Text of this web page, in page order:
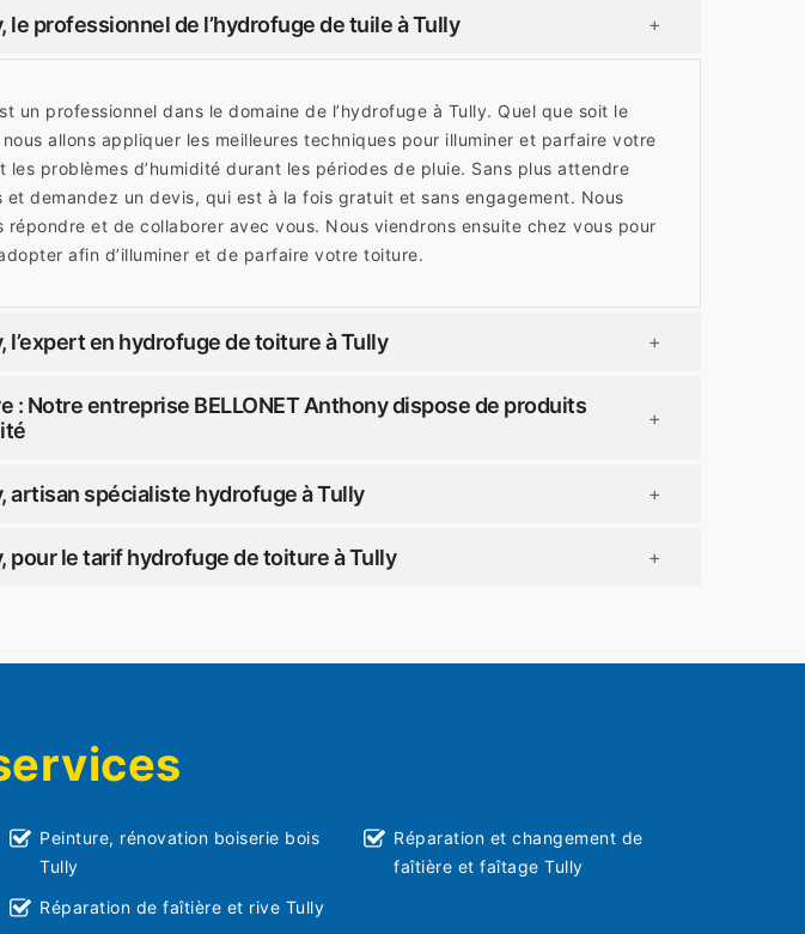
le professionnel de l’hydrofuge de tuile à Tully +
un professionnel dans le domaine de l’hydrofuge à Tully. Quel que soit le
allons appliquer les meilleures techniques pour illuminer et parfaire votre
problèmes d’humidité durant les périodes de pluie. Sans plus attendre
demandez un devis, qui est à la fois gratuit et sans engagement. Nous
répondre et de collaborer avec vous. Nous viendrons ensuite chez vous pour
afin d’illuminer et de parfaire votre toiture.
l’expert en hydrofuge de toiture à Tully +
: Notre entreprise BELLONET Anthony dispose de produits
+
artisan spécialiste hydrofuge à Tully +
pour le tarif hydrofuge de toiture à Tully +
Peinture, rénovation boiserie bois
Tully
Réparation de faîtière et rive Tully
Réparation et changement de
faîtière et faîtage Tully